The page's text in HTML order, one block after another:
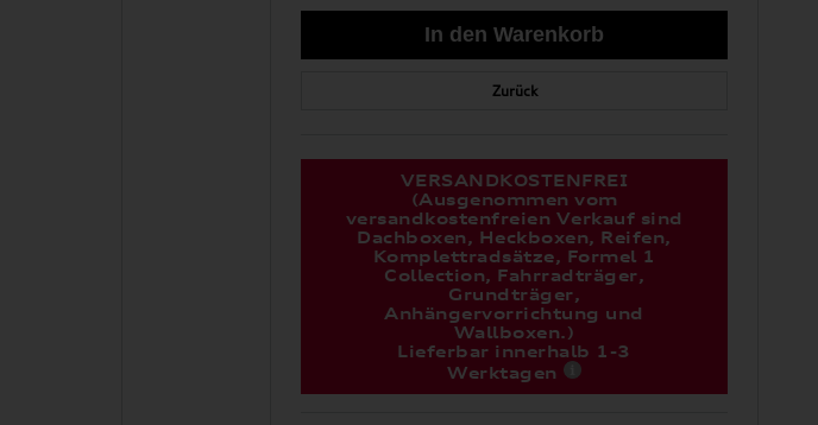
Zurück
VERSANDKOSTENFREI
(Ausgenommen vom
versandkostenfreien Verkauf sind
Dachboxen, Heckboxen, Reifen,
Komplettradsätze, Formel 1
Collection, Fahrradträger,
Grundträger,
Anhängervorrichtung und
Wallboxen.)
Lieferbar innerhalb 1-3
Werktagen